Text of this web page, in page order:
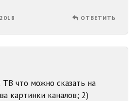
ОТВЕТИТЬ
что можно сказать на
картинки каналов; 2)